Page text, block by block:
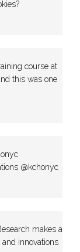
course at
this was one
@kchonyc
makes a
innovations